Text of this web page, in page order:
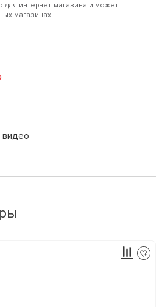
для интернет-магазина и может
магазинах
видео